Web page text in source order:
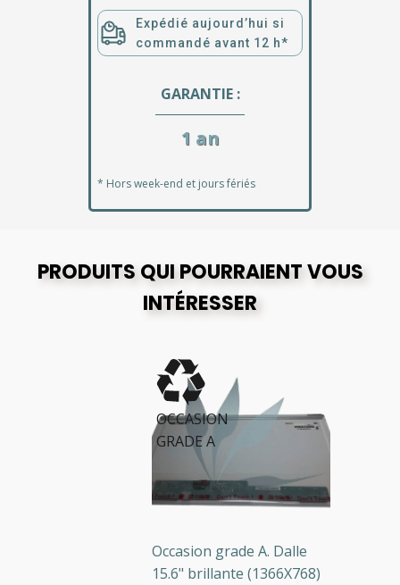
Expédié aujourd’hui si
commandé avant 12 h*
GARANTIE :
1 an
* Hors week-end et jours fériés
PRODUITS QUI POURRAIENT VOUS
INTÉRESSER
OCCASION
GRADE A
Occasion grade A. Dalle
15.6" brillante (1366X768)